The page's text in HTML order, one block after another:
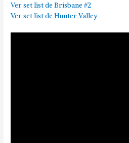
Ver set list de Brisbane #2
Ver set list de Hunter Valley